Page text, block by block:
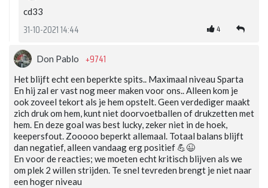
cd33
31-10-2021 14:44 4
Don Pablo +9741
Het blijft echt een beperkte spits.. Maximaal niveau Sparta
En hij zal er vast nog meer maken voor ons.. Alleen kom je
ook zoveel tekort als je hem opstelt. Geen verdediger maakt
zich druk om hem, kunt niet doorvoetballen of drukzetten met
hem. En deze goal was best lucky, zeker niet in de hoek,
keepersfout. Zooooo beperkt allemaal. Totaal balans blijft
dan negatief, alleen vandaag erg positief 💪😉
En voor de reacties; we moeten echt kritisch blijven als we
om plek 2 willen strijden. Te snel tevreden brengt je niet naar
een hoger niveau